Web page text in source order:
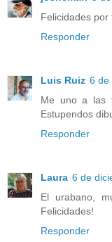
Felicidades
Responder
Luis Ruiz 6 de
Me uno a las
Estupendos
Responder
Laura 6 de
El urabano,
Felicidades!
Responder